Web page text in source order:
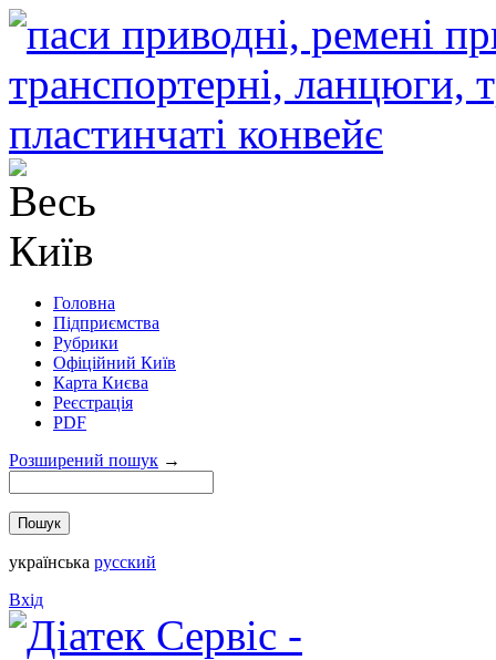
Головна
Підприємства
Рубрики
Офіційний Київ
Карта Києва
Реєстрація
PDF
Розширений пошук →
українська русский
Вхід